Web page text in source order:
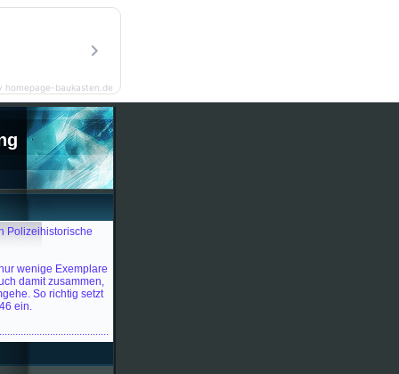
Polizeihistorische
wenige Exemplare
damit zusammen,
So richtig setzt
ein.
homepage-baukasten.de